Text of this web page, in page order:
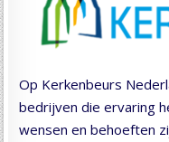
Op Kerkenbeurs
bedrijven die ervaring
wensen en behoeften